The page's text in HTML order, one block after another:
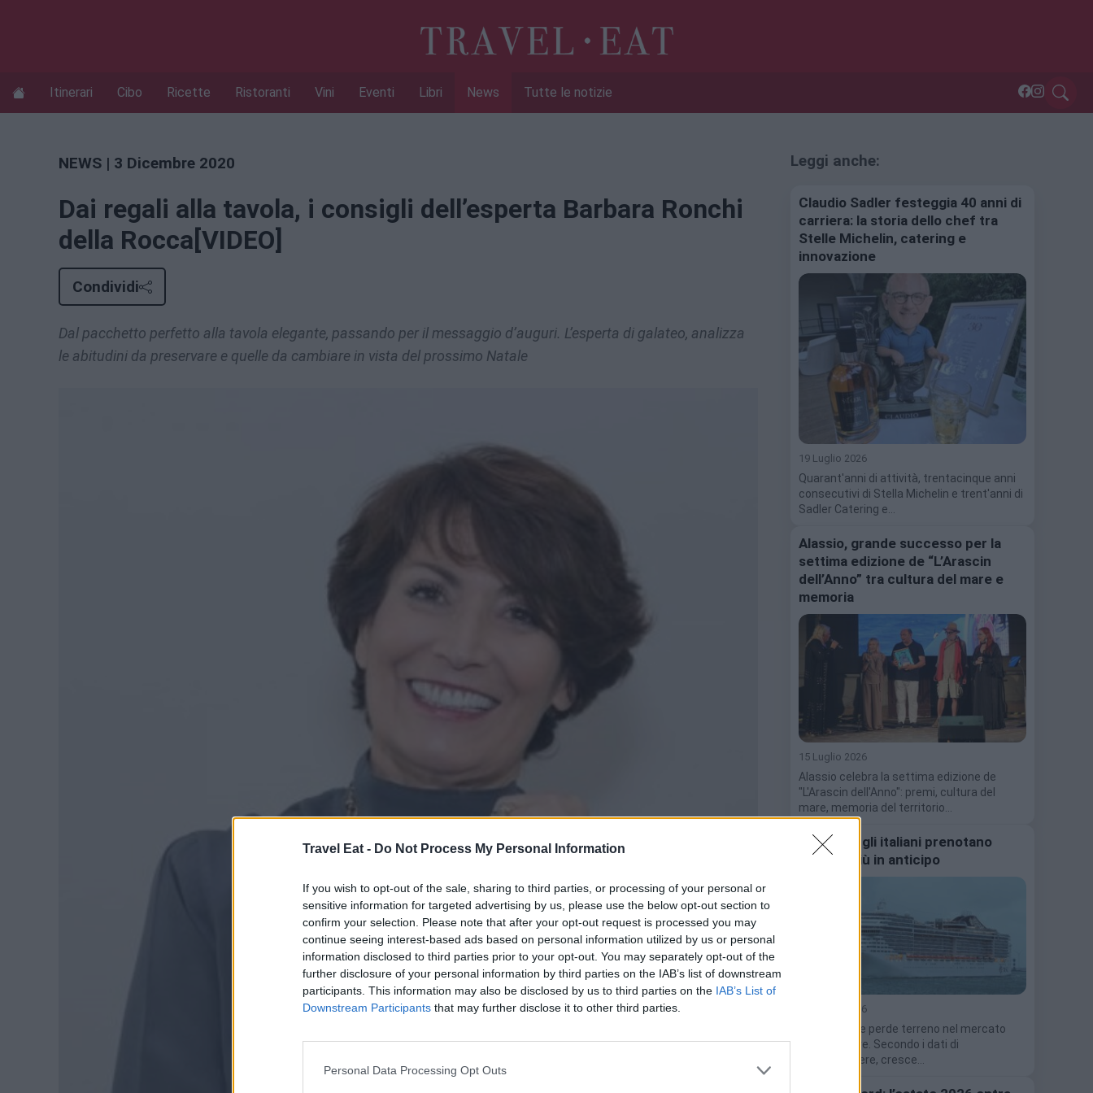
Travel Eat - Do Not Process My Personal Information
If you wish to opt-out of the sale, sharing to third parties, or processing of your personal or
sensitive information for targeted advertising by us, please use the below opt-out section to
confirm your selection. Please note that after your opt-out request is processed you may
continue seeing interest-based ads based on personal information utilized by us or personal
information disclosed to third parties prior to your opt-out. You may separately opt-out of the
further disclosure of your personal information by third parties on the IAB’s list of downstream
participants. This information may also be disclosed by us to third parties on the IAB’s List of
Downstream Participants that may further disclose it to other third parties.
Personal Data Processing Opt Outs
Itinerari Cibo Ricette Ristoranti Vini Eventi Libri News Tutte le notizie
NEWS | 3 Dicembre 2020
Dai regali alla tavola, i consigli dell’esperta Barbara Ronchi
della Rocca[VIDEO]
Condividi
Dal pacchetto perfetto alla tavola elegante, passando per il messaggio d’auguri. L’esperta di galateo, analizza
le abitudini da preservare e quelle da cambiare in vista del prossimo Natale
Leggi anche:
Claudio Sadler festeggia 40 anni di
carriera: la storia dello chef tra
Stelle Michelin, catering e
innovazione
19 Luglio 2026
Quarant'anni di attività, trentacinque anni
consecutivi di Stella Michelin e trent'anni di
Sadler Catering e…
Alassio, grande successo per la
settima edizione de “L’Arascin
dell’Anno” tra cultura del mare e
memoria
15 Luglio 2026
Alassio celebra la settima edizione de
"L'Arascin dell'Anno": premi, cultura del
mare, memoria del territorio…
Crociere: gli italiani prenotano
sempre più in anticipo
15 Luglio 2026
Il last minute perde terreno nel mercato
delle crociere. Secondo i dati di
Ticketcrociere, cresce…